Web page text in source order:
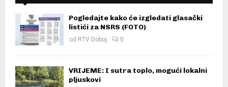
Pogledajte kako će izgledati glasački
listići za NSRS (FOTO)
od RTV Doboj 0
VRIJEME: I sutra toplo, mogući lokalni
pljuskovi